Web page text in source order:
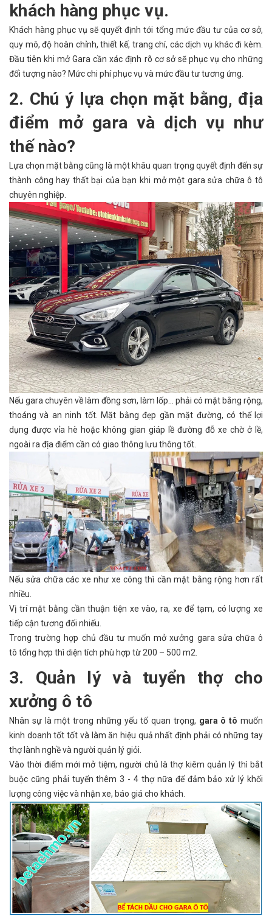
khách hàng phục vụ.
Khách hàng phục vụ sẽ quyết định tới tổng mức đầu tư của cơ sở,
quy mô, độ hoàn chỉnh, thiết kế, trang chí, các dịch vụ khác đi kèm.
Đầu tiên khi mở Gara cần xác định rõ cơ sở sẽ phục vụ cho những
đối tượng nào? Mức chi phí phục vụ và mức đầu tư tương ứng.
2. Chú ý lựa chọn mặt bằng, địa
điểm mở gara và dịch vụ như
thế nào?
Lựa chọn mặt bằng cũng là một khâu quan trọng quyết định đến sự
thành công hay thất bại của bạn khi mở một gara sửa chữa ô tô
chuyên nghiệp.
Nếu gara chuyên về làm đồng sơn, làm lốp… phải có mặt bằng rộng,
thoáng và an ninh tốt. Mặt bằng đẹp gần mặt đường, có thể lợi
dụng được vỉa hè hoặc không gian giáp lề đường đỗ xe chờ ở lề,
ngoài ra địa điểm cần có giao thông lưu thông tốt.
Nếu sửa chữa các xe như xe công thì cần mặt bằng rộng hơn rất
nhiều.
Vị trí mặt bằng cần thuận tiện xe vào, ra, xe để tạm, có lượng xe
tiếp cận tương đối nhiếu.
Trong trường hợp chủ đầu tư muốn mở xưởng gara sửa chữa ô
tô tổng hợp thì diện tích phù hợp từ 200 – 500 m2.
3. Quản lý và tuyển thợ cho
xưởng ô tô
Nhân sự là một trong những yếu tố quan trọng, gara ô tô muốn
kinh doanh tốt tốt và làm ăn hiệu quả nhất định phải có những tay
thợ lành nghề và người quản lý giỏi.
Vào thời điểm mới mở tiệm, người chủ là thợ kiêm quản lý thì bắt
buộc cũng phải tuyển thêm 3 - 4 thợ nữa để đảm bảo xử lý khối
lượng công việc và nhận xe, báo giá cho khách.